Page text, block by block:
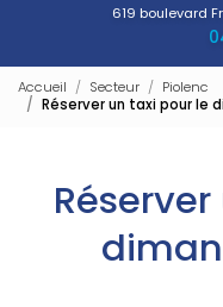
619 boulevard
Accueil Secteur
Piolenc
Réserver un taxi pour le